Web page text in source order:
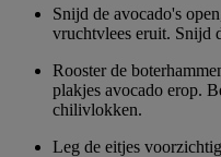
Snijd de avocado's
vruchtvlees eruit. Snijd
Rooster de
plakjes avocado erop.
chilivlokken.
Leg de eitjes